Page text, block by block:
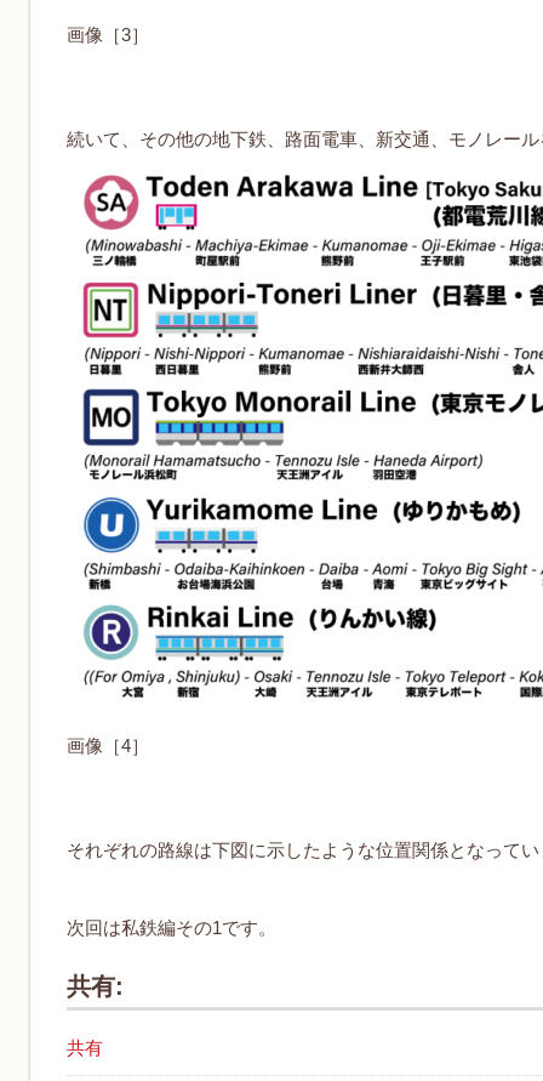
画像［3］
続いて、その他の地下鉄、路面電車、新交通、モノレー
画像［4］
それぞれの路線は下図に示したような位置関係となって
次回は私鉄編その1です。
共有:
共有